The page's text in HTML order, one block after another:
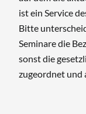
ist ein Service
Bitte
Seminare die
sonst die
zugeordnet und